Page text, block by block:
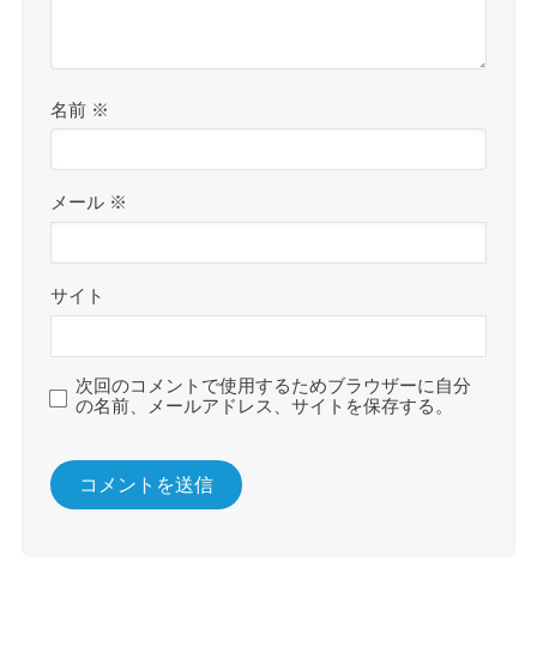
名前 ※
メール ※
サイト
次回のコメントで使用するためブラウザーに自分
の名前、メールアドレス、サイトを保存する。